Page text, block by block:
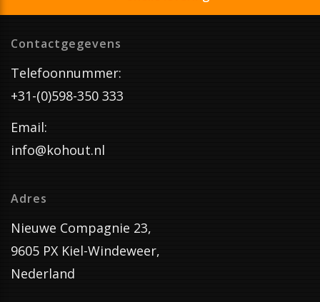
Contactgegevens
Telefoonnummer:
+31-(0)598-350 333
Email:
info@kohout.nl
Adres
Nieuwe Compagnie 23,
9605 PX Kiel-Windeweer,
Nederland